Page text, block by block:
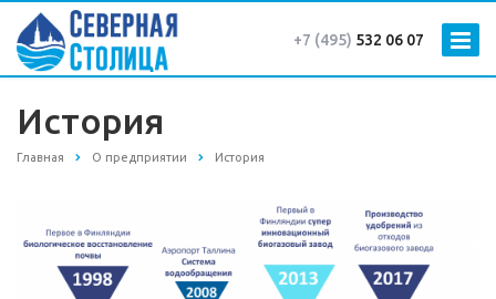
+7 (495) 532 06 07
История
Главная О предприятии История